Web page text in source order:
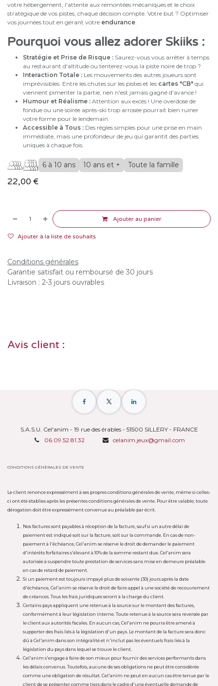
votre hébergement, l'attente aux remontées mécaniques et le choix
stratégique de vos pistes, chaque décision compte. Votre but ? Optimiser
vos journées tout en gérant votre endurance
Pourquoi vous allez adorer Skiiks :
Stratégie et Prise de Risque : Saurez-vous vous arrêter à temps
au restaurant d'altitude ou tenterez-vous la piste noire de trop ?
Interaction Totale : Les mouvements des autres joueurs sont
imprévisibles. Entre les chutes sur les pistes et les cartes "CB" qui
viennent pimenter la partie, rien n'est jamais gagné d'avance !
Humour et Réalisme : Attention aux excès ! Une overdose de
fondue ou une soirée après-ski trop arrosée pourrait bien ruiner
votre forme pour le lendemain.
Accessible à Tous : Des règles simples pour une prise en main
immédiate, mais une profondeur de jeu qui garantit des parties
uniques à chaque fois.
6 à 10 ans 10 ans et + Toute la famille
22,00 €
Ajouter au panier
Ajouter à la liste de souhaits
Conditions générales
Garantie satisfait ou remboursé de 30 jours
Livraison : 2-3 jours ouvrables
Avis client :
S.A.S.U. Cel'anim - 19 rue des érables - 51500 SILLERY - FRANCE
06.09.52.81.32
celanim.jeux@gmail.com
CONDITIONS GÉNÉRALES DE VENTE
Le client renonce expressément à ses propres conditions générales de vente, même si celles-
ci ont été établies après les présentes conditions générales de vente. Pour être valable, toute
dérogation doit être expressément convenue au préalable par écrit.
Nos factures sont payables à réception de la facture, sauf si un autre délai de
paiement est indiqué soit sur la facture, soit sur la commande. En cas de non-
paiement à l'échéance, Cel'anim se réserve le droit de demander le paiement
d'intérêts forfaitaires s'élevant à 10% de la somme restant due. Cel'anim sera
autorisée à suspendre toute prestation de services sans mise en demeure préalable
en cas de retard de paiement.
Si un paiement est toujours impayé plus de soixante (30) jours après la date
d'échéance, Cel'anim se réserve le droit de faire appel à une société de recouvrement
de créances. Tous les frais juridiques seront à la charge du client.
Certains pays appliquent une retenue à la source sur le montant des factures,
conformément à leur législation interne. Toute retenue à la source sera reversée par
le client aux autorités fiscales. En aucun cas, Cel'anim ne pourra être amené à
supporter des frais liés à la législation d'un pays. Le montant de la facture sera donc
dû à Cel'anim dans son intégralité et n'inclut pas les éventuels frais liés à la
législation du pays dans lequel se trouve le client.
Cel'anim s'engage à faire de son mieux pour fournir des services performants dans
les délais convenus. Toutefois, aucune de ses obligations ne peut être considérée
comme une obligation de résultat. Cel'anim ne peut en aucun cas être tenue par le
client de se présenter comme tiers dans le cadre d'une éventuelle demande de